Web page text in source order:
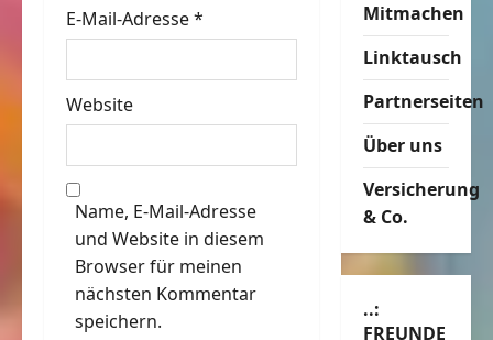
n
E-Mail-Adresse*
Website
Name, E-Mail-Adresse
und Website in diesem
Browser für meinen
nächsten Kommentar
speichern.
Mitmachen
Linktausch
Partnerseiten
Über uns
Versicherung
& Co.
..:
FREUNDE